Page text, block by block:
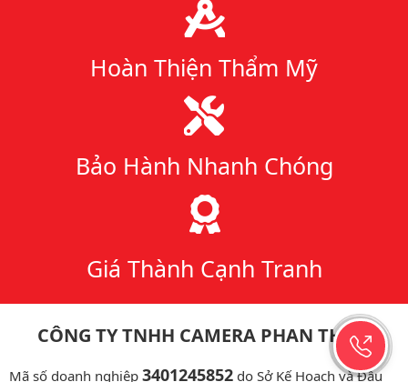
Hoàn Thiện Thẩm Mỹ
Bảo Hành Nhanh Chóng
Giá Thành Cạnh Tranh
CÔNG TY TNHH CAMERA PHAN THIẾT
Mã số doanh nghiệp 3401245852 do Sở Kế Hoạch và Đầu